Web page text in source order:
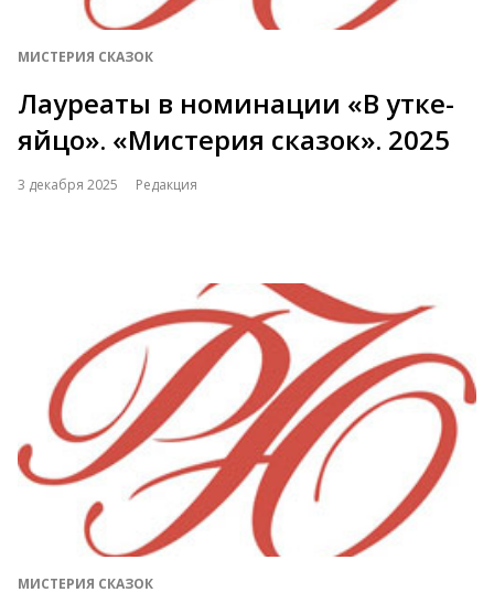
МИСТЕРИЯ СКАЗОК
Лауреаты в номинации «В утке-
яйцо». «Мистерия сказок». 2025
3 декабря 2025 Редакция
МИСТЕРИЯ СКАЗОК